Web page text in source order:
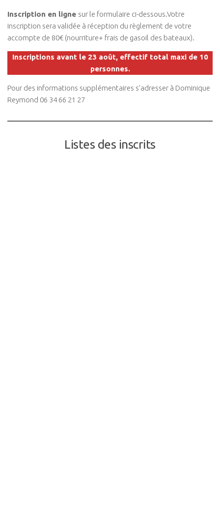
Inscription en ligne sur le formulaire ci-dessous.Votre
inscription sera validée à réception du règlement de votre
accompte de 80€ (nourriture+ frais de gasoil des bateaux).
Inscriptions avant le 23 août, effectif total maxi de 10
personnes.
Pour des informations supplémentaires s’adresser à Dominique
Reymond 06 34 66 21 27
Listes des inscrits